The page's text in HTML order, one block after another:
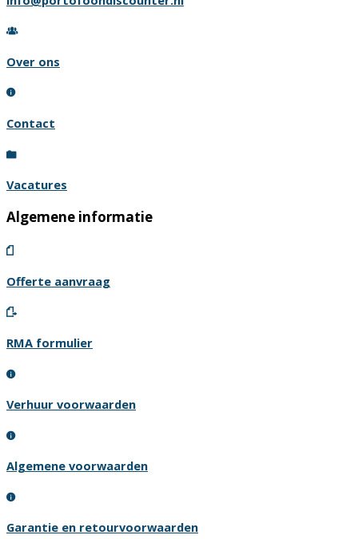
Over ons
Contact
Vacatures
Algemene informatie
Offerte aanvraag
RMA formulier
Verhuur voorwaarden
Algemene voorwaarden
Garantie en retourvoorwaarden